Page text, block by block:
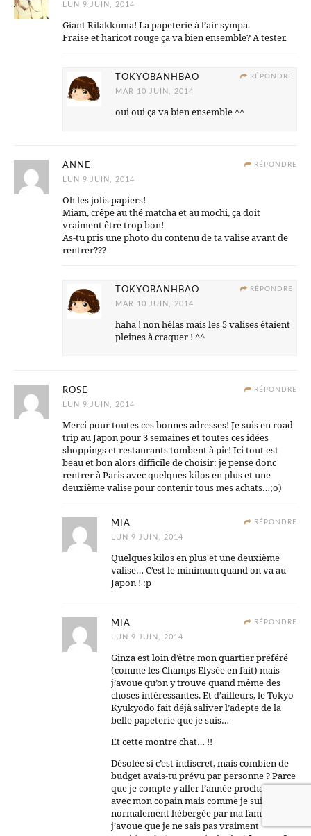
LUN 9 JUIN, 2014
Giant Rilakkuma! La papeterie à l’air sympa.
Fraise et haricot rouge ça va bien ensemble? A tester.
RÉPONDRE
TOKYOBANHBAO
MAR 10 JUIN, 2014
oui oui ça va bien ensemble ^^
RÉPONDRE
ANNE
LUN 9 JUIN, 2014
Oh les jolis papiers!
Miam, crêpe au thé matcha et au mochi, ça doit
vraiment être trop bon!
As-tu pris une photo du contenu de ta valise avant de
rentrer???
RÉPONDRE
TOKYOBANHBAO
MAR 10 JUIN, 2014
haha ! non hélas mais les 5 valises étaient
pleines à craquer ! ^^
RÉPONDRE
ROSE
LUN 9 JUIN, 2014
Merci pour toutes ces bonnes adresses! Je suis en road
trip au Japon pour 3 semaines et toutes ces idées
shoppings et restaurants tombent à pic! Ici tout est
beau et bon alors difficile de choisir: je pense donc
rentrer à Paris avec quelques kilos en plus et une
deuxième valise pour contenir tous mes achats…;o)
RÉPONDRE
MIA
LUN 9 JUIN, 2014
Quelques kilos en plus et une deuxième
valise… C’est le minimum quand on va au
Japon ! :p
RÉPONDRE
MIA
LUN 9 JUIN, 2014
Ginza est loin d’être mon quartier préféré
(comme les Champs Elysée en fait) mais
j’avoue qu’on y trouve quand même des
choses intéressantes. Et d’ailleurs, le Tokyo
Kyukyodo fait déjà saliver l’adepte de la
belle papeterie que je suis…
Et cette montre chat… !!
Désolée si c’est indiscret, mais combien de
budget avais-tu prévu par personne ? Parce
que je compte y aller l’année prochaine
avec mon copain mais comme je suis
normalement hébergée par ma famille,
j’avoue que je ne sais pas vraiment